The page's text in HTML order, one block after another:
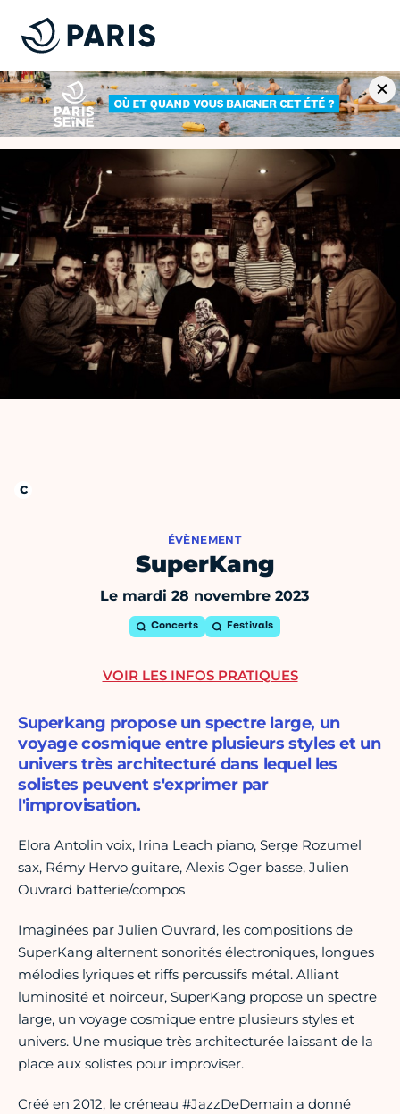
ÉVÈNEMENT
SuperKang
Le mardi 28 novembre 2023
Concerts Festivals
Superkang propose un spectre large, un
voyage cosmique entre plusieurs styles et un
univers très architecturé dans lequel les
solistes peuvent s'exprimer par
l'improvisation.
Elora Antolin voix, Irina Leach piano, Serge Rozumel
sax, Rémy Hervo guitare, Alexis Oger basse, Julien
Ouvrard batterie/compos
Imaginées par Julien Ouvrard, les compositions de
SuperKang alternent sonorités électroniques, longues
mélodies lyriques et riffs percussifs métal. Alliant
luminosité et noirceur, SuperKang propose un spectre
large, un voyage cosmique entre plusieurs styles et
univers. Une musique très architecturée laissant de la
place aux solistes pour improviser.
Créé en 2012, le créneau #JazzDeDemain a donné
VOIR LES INFOS PRATIQUES